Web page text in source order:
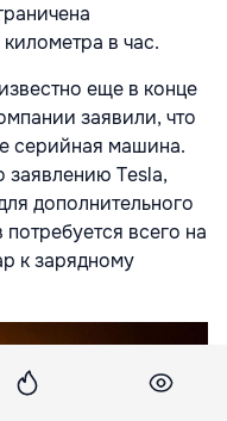
в час.
еще в конце
заявили, что
серийная машина.
заявлению Tesla,
дополнительного
всего на
к зарядному